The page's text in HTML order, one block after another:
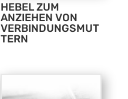
HEBEL ZUM
ANZIEHEN VON
VERBINDUNGSMUT
TERN